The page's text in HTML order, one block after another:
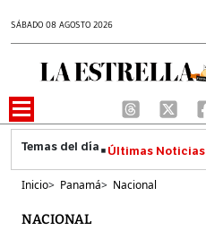
SÁBADO 08 AGOSTO 2026
Últimas Noticias
Inicio> Panamá> Nacional
NACIONAL